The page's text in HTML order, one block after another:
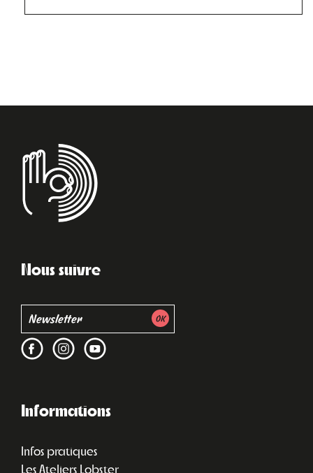
Nous suivre
Informations
Infos pratiques
Les Ateliers Lobster